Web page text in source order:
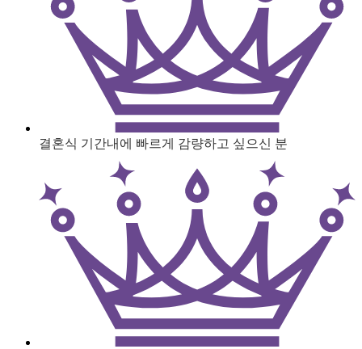
결혼식 기간내에 빠르게 감량하고 싶으신 분